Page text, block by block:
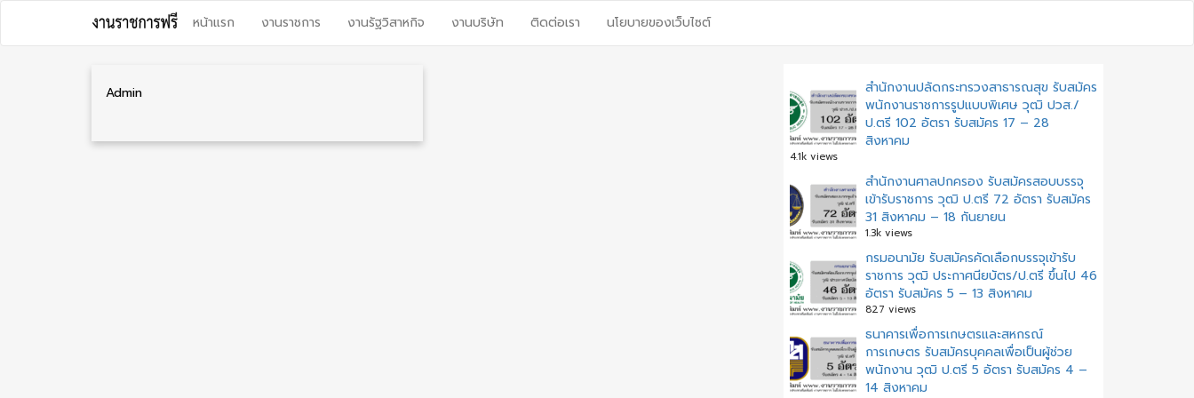
content
หน้าแรก งานราชการ งานรัฐวิสาหกิจ งานบริษัท ติดต่อเรา นโยบายของเว็บไซต์
Admin
สำนักงานปลัดกระทรวงสาธารณสุข รับสมัคร
พนักงานราชการรูปแบบพิเศษ วุฒิ ปวส./
ป.ตรี 102 อัตรา รับสมัคร 17 – 28
สิงหาคม
4.1k views
สํานักงานศาลปกครอง รับสมัครสอบบรรจุ
เข้ารับราชการ วุฒิ ป.ตรี 72 อัตรา รับสมัคร
31 สิงหาคม – 18 กันยายน
1.3k views
กรมอนามัย รับสมัครคัดเลือกบรรจุเข้ารับ
ราชการ วุฒิ ประกาศนียบัตร/ป.ตรี ขึ้นไป 46
อัตรา รับสมัคร 5 – 13 สิงหาคม
827 views
ธนาคารเพื่อการเกษตรและสหกรณ์
การเกษตร รับสมัครบุคคลเพื่อเป็นผู้ช่วย
พนักงาน วุฒิ ป.ตรี 5 อัตรา รับสมัคร 4 –
14 สิงหาคม